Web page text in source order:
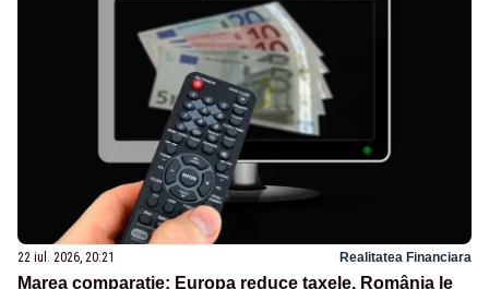
22 iul. 2026, 20:21 Realitatea Financiara
Marea comparație: Europa reduce taxele, România le